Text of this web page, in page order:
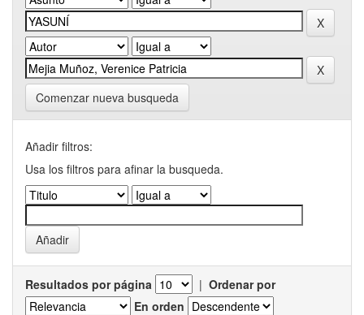
Comenzar nueva busqueda
Añadir filtros:
Usa los filtros para afinar la busqueda.
Resultados por página | Ordenar por
En orden